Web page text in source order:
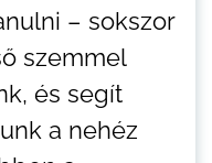
– sokszor
szemmel
és segít
a nehéz